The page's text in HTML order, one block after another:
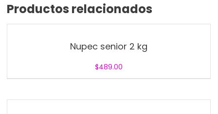
Productos relacionados
Nupec senior 2 kg
$489.00